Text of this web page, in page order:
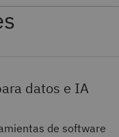
datos e IA
de software